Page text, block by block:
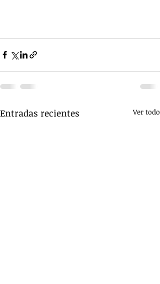
Entradas recientes Ver todo